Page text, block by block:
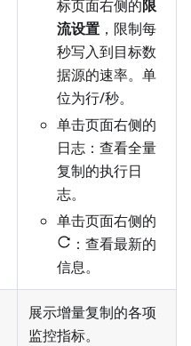
标页面右侧的限
流设置 ，限制每
秒写入到目标数
据源的速率。单
位为行/秒。
单击页面右侧的
日志：查看全量
复制的执行日
志。
单击页面右侧的
：查看最新的
信息。
展示增量复制的各项
监控指标。